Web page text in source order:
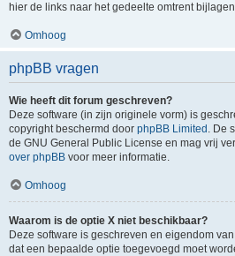
hier de links naar het gedeelte omtrent
Omhoog
phpBB vragen
Wie heeft dit forum geschreven?
Deze software (in zijn originele vorm) is
copyright beschermd door phpBB Limited . De
de GNU General Public License en mag vrij
over phpBB voor meer informatie.
Omhoog
Waarom is de optie X niet beschikbaar?
Deze software is geschreven en eigendom
dat een bepaalde optie toegevoegd moet